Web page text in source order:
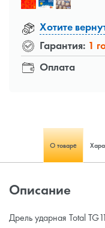
Оплата
Хотите
Гарантия: 1
О товаре
Описание
Дрель ударная Total